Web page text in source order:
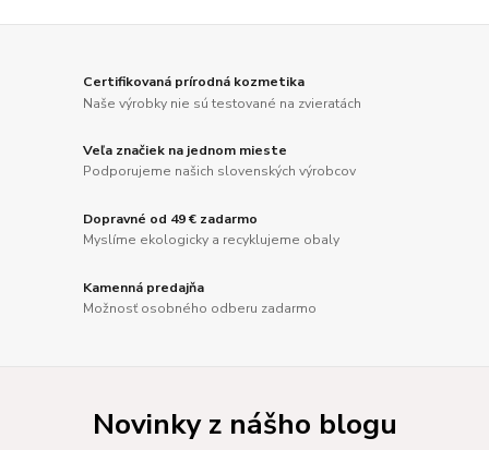
Certifikovaná prírodná kozmetika
Naše výrobky nie sú testované na zvieratách
Veľa značiek na jednom mieste
Podporujeme našich slovenských výrobcov
Dopravné od 49 € zadarmo
Myslíme ekologicky a recyklujeme obaly
Kamenná predajňa
Možnosť osobného odberu zadarmo
Novinky z nášho blogu